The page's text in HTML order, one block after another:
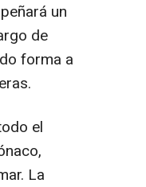
un
de
forma a
el
La